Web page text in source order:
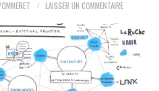
LAISSER UN COMMENTAIRE